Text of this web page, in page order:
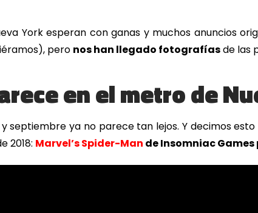
York esperan con ganas y muchos anuncios
pero nos han llegado fotografíasde las
en el metro de
septiembre ya no parece tan lejos. Y decimos
2018: Marvel’s Spider-Man de Insomniac